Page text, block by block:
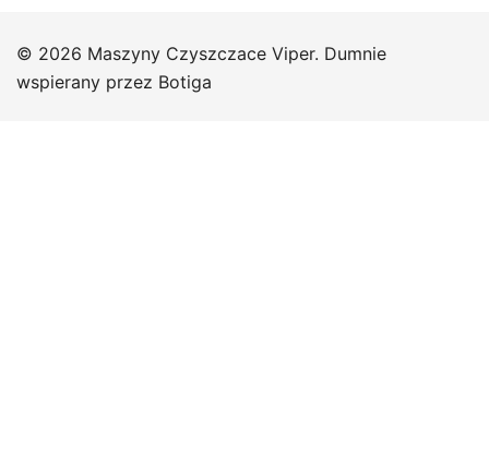
© 2026 Maszyny Czyszczace Viper. Dumnie
wspierany przez Botiga